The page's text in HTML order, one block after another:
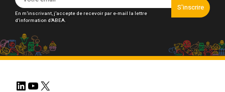
En m'inscrivant, j'accepte de recevoir par e-mail la lettre
d'information d'ABEA.
S'inscrire
LinkedIn
YouTube
X